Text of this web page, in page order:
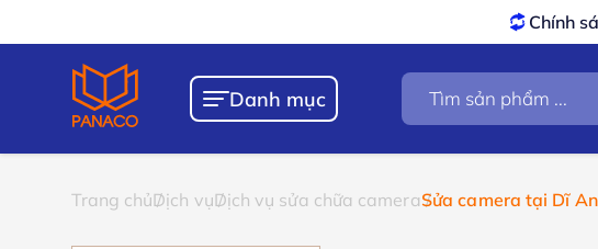
Bảo hành – Đổi trả
Danh mục
Tìm
kiếm
sản
Trang chủDịch vụDịch vụ sửa chữa cameraSửa camera tại Dĩ